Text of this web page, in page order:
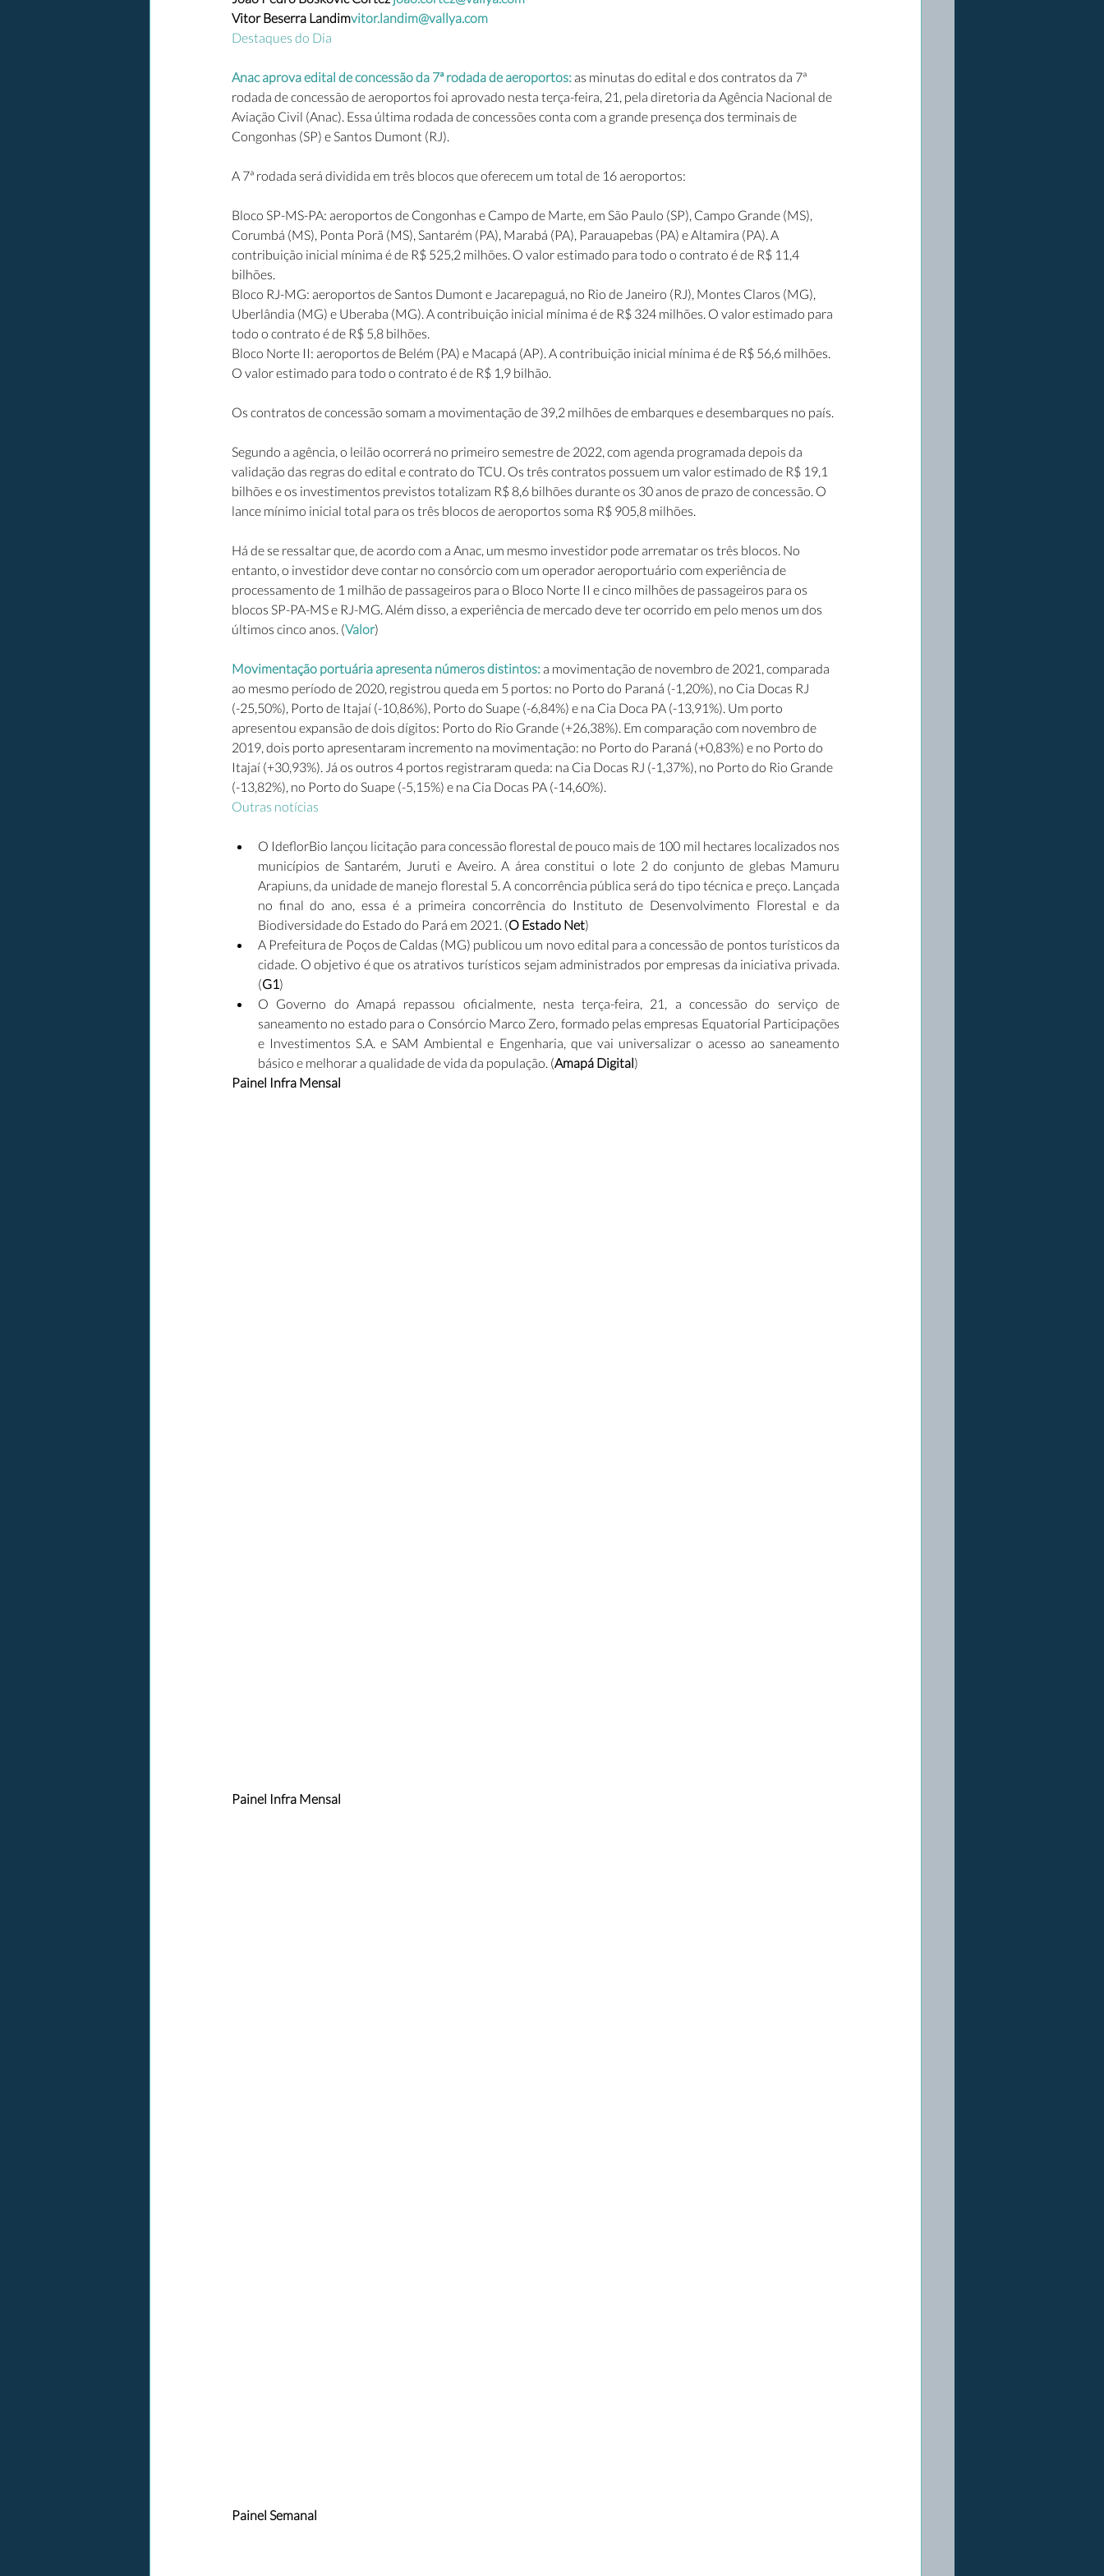
Vitor Beserra Landimvitor.landim@vallya.com
Destaques do Dia
Anac aprova edital de concessão da 7ª rodada de aeroportos: as minutas do edital e dos contratos da 7ª
rodada de concessão de aeroportos foi aprovado nesta terça-feira, 21, pela diretoria da Agência Nacional de
Aviação Civil (Anac). Essa última rodada de concessões conta com a grande presença dos terminais de
Congonhas (SP) e Santos Dumont (RJ).
A 7ª rodada será dividida em três blocos que oferecem um total de 16 aeroportos:
Bloco SP-MS-PA: aeroportos de Congonhas e Campo de Marte, em São Paulo (SP), Campo Grande (MS),
Corumbá (MS), Ponta Porã (MS), Santarém (PA), Marabá (PA), Parauapebas (PA) e Altamira (PA). A
contribuição inicial mínima é de R$ 525,2 milhões. O valor estimado para todo o contrato é de R$ 11,4
bilhões.
Bloco RJ-MG: aeroportos de Santos Dumont e Jacarepaguá, no Rio de Janeiro (RJ), Montes Claros (MG),
Uberlândia (MG) e Uberaba (MG). A contribuição inicial mínima é de R$ 324 milhões. O valor estimado para
todo o contrato é de R$ 5,8 bilhões.
Bloco Norte II: aeroportos de Belém (PA) e Macapá (AP). A contribuição inicial mínima é de R$ 56,6 milhões.
O valor estimado para todo o contrato é de R$ 1,9 bilhão.
Os contratos de concessão somam a movimentação de 39,2 milhões de embarques e desembarques no país.
Segundo a agência, o leilão ocorrerá no primeiro semestre de 2022, com agenda programada depois da
validação das regras do edital e contrato do TCU. Os três contratos possuem um valor estimado de R$ 19,1
bilhões e os investimentos previstos totalizam R$ 8,6 bilhões durante os 30 anos de prazo de concessão. O
lance mínimo inicial total para os três blocos de aeroportos soma R$ 905,8 milhões.
Há de se ressaltar que, de acordo com a Anac, um mesmo investidor pode arrematar os três blocos. No
entanto, o investidor deve contar no consórcio com um operador aeroportuário com experiência de
processamento de 1 milhão de passageiros para o Bloco Norte II e cinco milhões de passageiros para os
blocos SP-PA-MS e RJ-MG. Além disso, a experiência de mercado deve ter ocorrido em pelo menos um dos
últimos cinco anos. (Valor)
Movimentação portuária apresenta números distintos: a movimentação de novembro de 2021, comparada
ao mesmo período de 2020, registrou queda em 5 portos: no Porto do Paraná (-1,20%), no Cia Docas RJ
(-25,50%), Porto de Itajaí (-10,86%), Porto do Suape (-6,84%) e na Cia Doca PA (-13,91%). Um porto
apresentou expansão de dois dígitos: Porto do Rio Grande (+26,38%). Em comparação com novembro de
2019, dois porto apresentaram incremento na movimentação: no Porto do Paraná (+0,83%) e no Porto do
Itajaí (+30,93%). Já os outros 4 portos registraram queda: na Cia Docas RJ (-1,37%), no Porto do Rio Grande
(-13,82%), no Porto do Suape (-5,15%) e na Cia Docas PA (-14,60%).
Outras notícias
O IdeflorBio lançou licitação para concessão florestal de pouco mais de 100 mil hectares localizados nos
municípios de Santarém, Juruti e Aveiro. A área constitui o lote 2 do conjunto de glebas Mamuru
Arapiuns, da unidade de manejo florestal 5. A concorrência pública será do tipo técnica e preço. Lançada
no final do ano, essa é a primeira concorrência do Instituto de Desenvolvimento Florestal e da
Biodiversidade do Estado do Pará em 2021. (O Estado Net)
A Prefeitura de Poços de Caldas (MG) publicou um novo edital para a concessão de pontos turísticos da
cidade. O objetivo é que os atrativos turísticos sejam administrados por empresas da iniciativa privada.
(G1)
O Governo do Amapá repassou oficialmente, nesta terça-feira, 21, a concessão do serviço de
saneamento no estado para o Consórcio Marco Zero, formado pelas empresas Equatorial Participações
e Investimentos S.A. e SAM Ambiental e Engenharia, que vai universalizar o acesso ao saneamento
básico e melhorar a qualidade de vida da população. (Amapá Digital)
Painel Infra Mensal
Painel Infra Mensal
Painel Semanal